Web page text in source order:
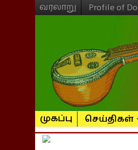
வரலாறு Profile of
முகப்பு செய்திகள்